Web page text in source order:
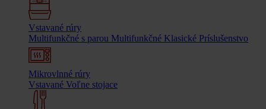
Vstavané rúry
Multifunkčné s parou Multifunkčné Klasické Príslušenstvo
Mikrovlnné rúry
Vstavané Voľne stojace